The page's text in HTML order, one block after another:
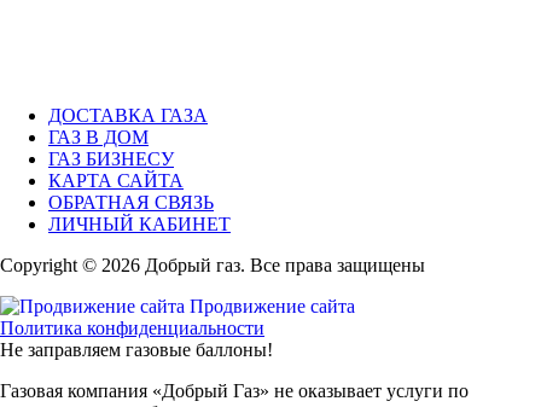
ДОСТАВКА ГАЗА
ГАЗ В ДОМ
ГАЗ БИЗНЕСУ
КАРТА САЙТА
ОБРАТНАЯ СВЯЗЬ
ЛИЧНЫЙ КАБИНЕТ
Copyright © 2026 Добрый газ. Все права защищены
Продвижение сайта
Политика конфиденциальности
Не заправляем газовые баллоны!
Газовая компания «Добрый Газ» не оказывает услуги по